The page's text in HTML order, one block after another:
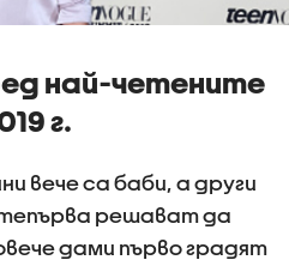
най-четените
г.
вече са баби, а други
решават да
дами първо градят